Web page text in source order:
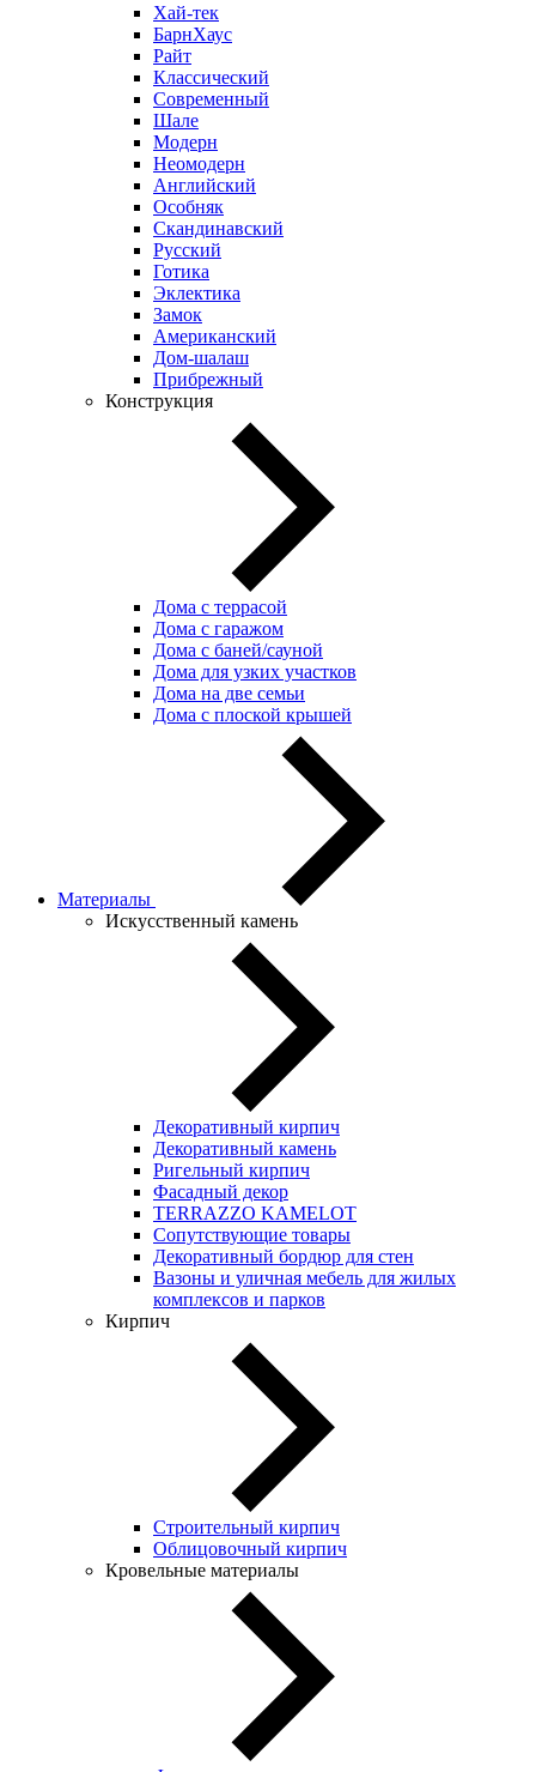
Хай-тек
БарнХаус
Райт
Классический
Современный
Шале
Модерн
Неомодерн
Английский
Особняк
Скандинавский
Русский
Готика
Эклектика
Замок
Американский
Дом-шалаш
Прибрежный
Конструкция
Дома с террасой
Дома с гаражом
Дома с баней/сауной
Дома для узких участков
Дома на две семьи
Дома с плоской крышей
Материалы
Искусственный камень
Декоративный кирпич
Декоративный камень
Ригельный кирпич
Фасадный декор
TERRAZZO KAMELOT
Сопутствующие товары
Декоративный бордюр для стен
Вазоны и уличная мебель для жилых
комплексов и парков
Кирпич
Строительный кирпич
Облицовочный кирпич
Кровельные материалы